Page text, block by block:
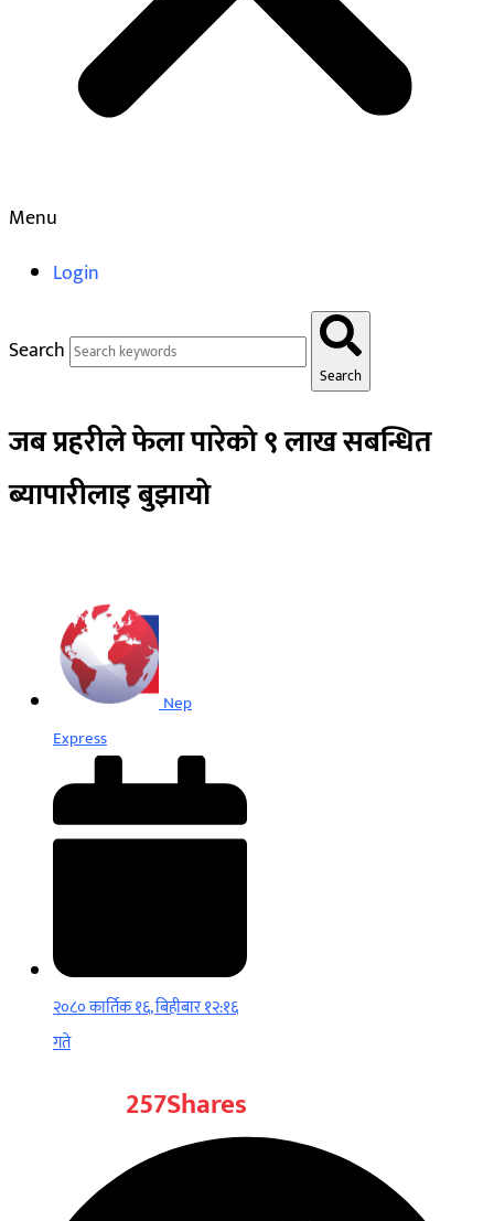
Menu
Login
Search
Search
जब प्रहरीले फेला पारेकाे ९ लाख सबन्धित
ब्यापारीलाइ बुझायाे
Nep
Express
२०८० कार्तिक १६, बिहीबार १२:१६
गते
Shares
257